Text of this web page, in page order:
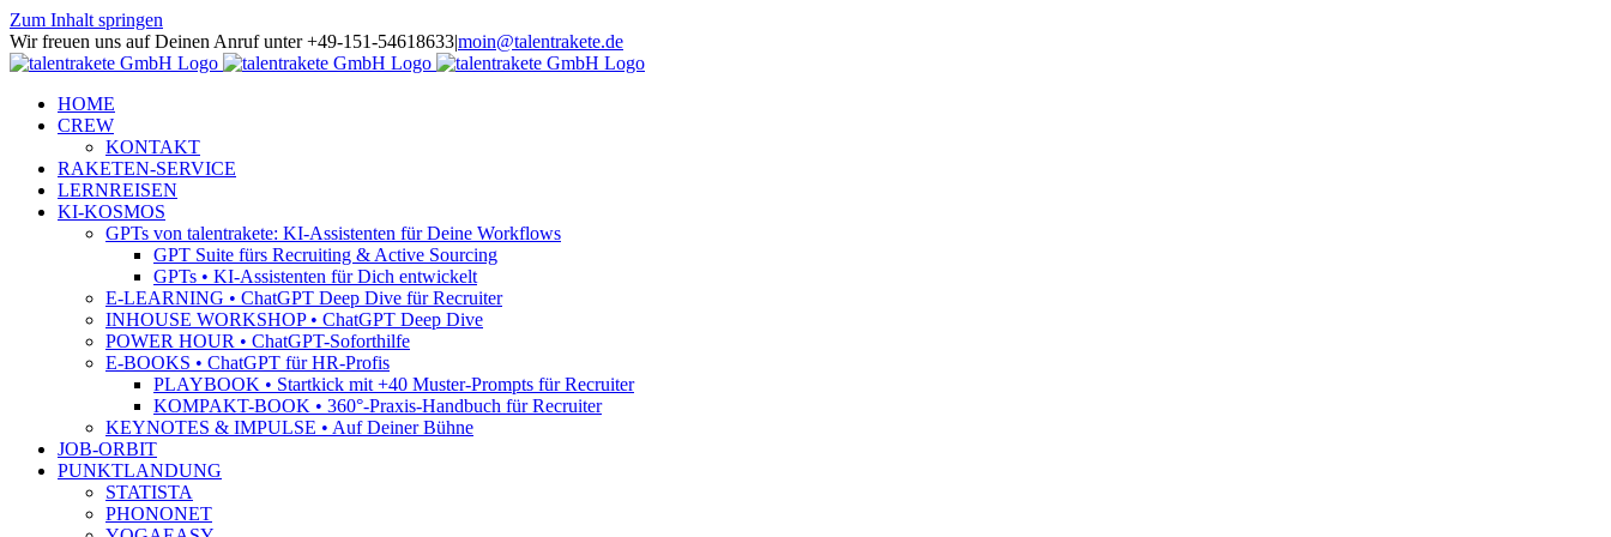
Zum Inhalt springen
Wir freuen uns auf Deinen Anruf unter +49-151-54618633|moin@talentrakete.de
HOME
CREW
KONTAKT
RAKETEN-SERVICE
LERNREISEN
KI-KOSMOS
GPTs von talentrakete: KI-Assistenten für Deine Workflows
GPT Suite fürs Recruiting & Active Sourcing
GPTs • KI-Assistenten für Dich entwickelt
E-LEARNING • ChatGPT Deep Dive für Recruiter
INHOUSE WORKSHOP • ChatGPT Deep Dive
POWER HOUR • ChatGPT-Soforthilfe
E-BOOKS • ChatGPT für HR-Profis
PLAYBOOK • Startkick mit +40 Muster-Prompts für Recruiter
KOMPAKT-BOOK • 360°-Praxis-Handbuch für Recruiter
KEYNOTES & IMPULSE • Auf Deiner Bühne
JOB-ORBIT
PUNKTLANDUNG
STATISTA
PHONONET